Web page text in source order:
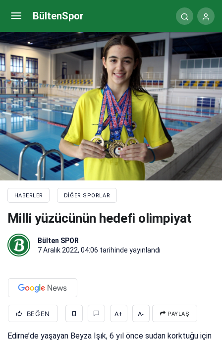
BültenSpor
HABERLER DIĞER SPORLAR
Milli yüzücünün hedefi olimpiyat
Bülten SPOR
7 Aralık 2022, 04:06 tarihinde yayınlandı
BEĞEN A+ A- PAYLAŞ
Edirne’de yaşayan Beyza Işık, 6 yıl önce sudan korktuğu için
Galatasaray Sutopu Takımı şov yaptı